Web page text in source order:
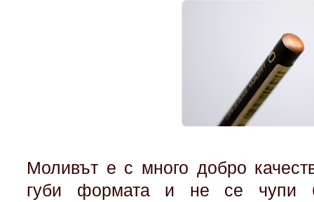
Моливът е с много добро
губи формата и не се чупи